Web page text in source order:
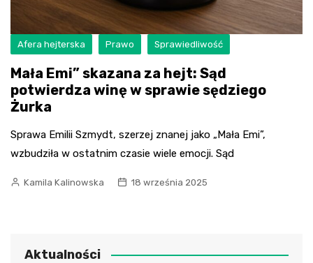
Afera hejterska Prawo Sprawiedliwość
Mała Emi” skazana za hejt: Sąd
potwierdza winę w sprawie sędziego
Żurka
Sprawa Emilii Szmydt, szerzej znanej jako „Mała Emi”,
wzbudziła w ostatnim czasie wiele emocji. Sąd
Kamila Kalinowska 18 września 2025
Aktualności